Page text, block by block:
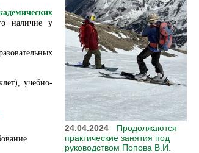
24.04.2024
Продолжаются
практические занятия под
руководством Попова В.И.
наличие у
учебно-